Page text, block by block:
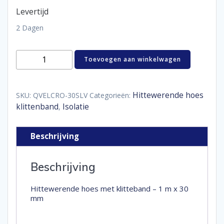
Levertijd
2 Dagen
Hittewerende
-
1
x
mm
Toevoegen aan winkelwagen
SKU: QVELCRO-30SLV Categorieën: Hittewerende hoes
klittenband, Isolatie
Beschrijving
Beschrijving
Hittewerende hoes met klitteband – 1 m x 30
mm